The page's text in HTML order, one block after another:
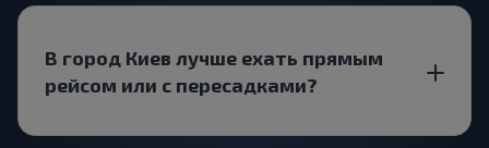
В город Киев лучше ехать прямым
рейсом или с пересадками?